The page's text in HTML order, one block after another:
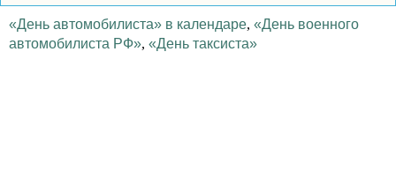
«День автомобилиста» в календаре, «День военного
автомобилиста РФ», «День таксиста»